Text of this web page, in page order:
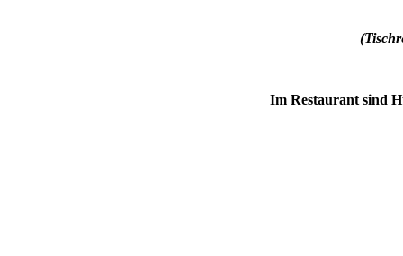
Im Restaurant sind